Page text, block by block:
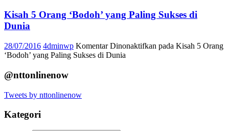
Kisah 5 Orang ‘Bodoh’ yang Paling Sukses di
Dunia
28/07/2016 4dminwp Komentar Dinonaktifkan pada Kisah 5 Orang
‘Bodoh’ yang Paling Sukses di Dunia
@nttonlinenow
Tweets by nttonlinenow
Kategori